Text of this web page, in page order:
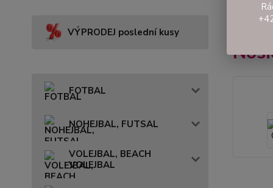
VÝPRODEJ poslední kusy
FOTBAL
NOHEJBAL, FUTSAL
VOLEJBAL, BEACH
VOLEJBAL